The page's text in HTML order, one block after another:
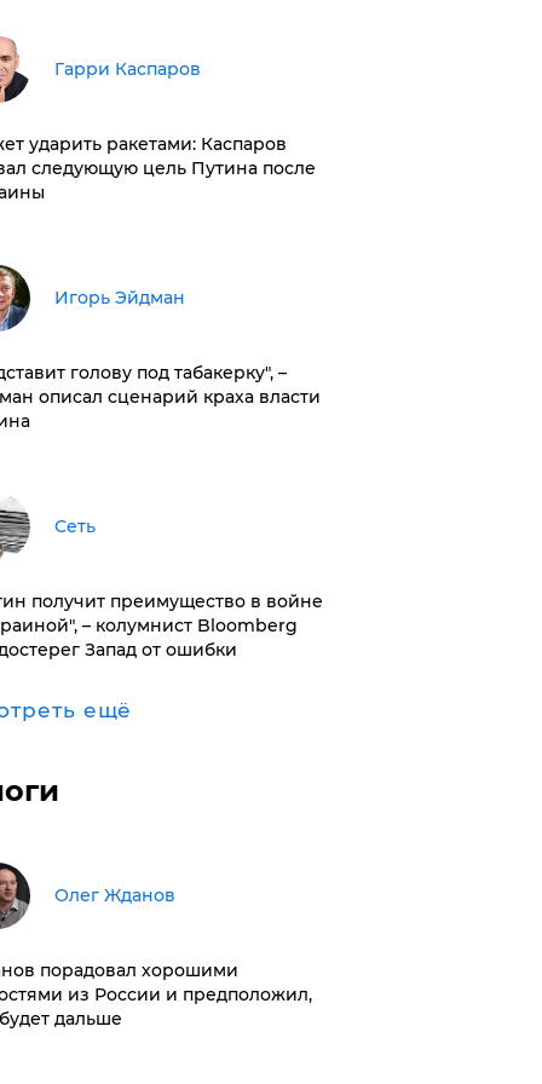
Гарри Каспаров
ударить ракетами: Каспаров
следующую цель Путина после
Игорь Эйдман
голову под табакерку", –
описал сценарий краха власти
Сеть
получит преимущество в войне
– колумнист Bloomberg
Запад от ошибки
ещё
Олег Жданов
порадовал хорошими
из России и предположил,
дальше